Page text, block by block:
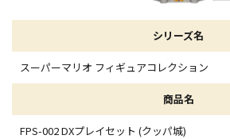
シリーズ名
スーパーマリオ フィギュアコレクション
商品名
FPS-002 DXプレイセット (クッパ城)